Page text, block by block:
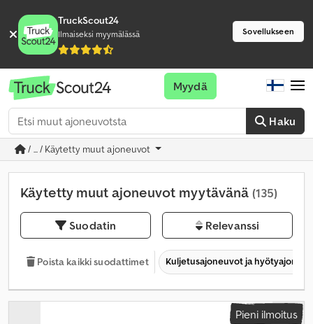
TruckScout24
Ilmaiseksi myymälässä Sovellukseen
Haku
Myydä
/ ... / Käytetty muut ajoneuvot
Käytetty muut ajoneuvot myytävänä (135)
Suodatin Relevanssi
Poista kaikki suodattimet Kuljetusajoneuvot ja
Pieni ilmoitus